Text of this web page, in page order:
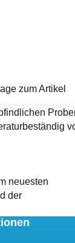
zum Artikel
neuesten
der